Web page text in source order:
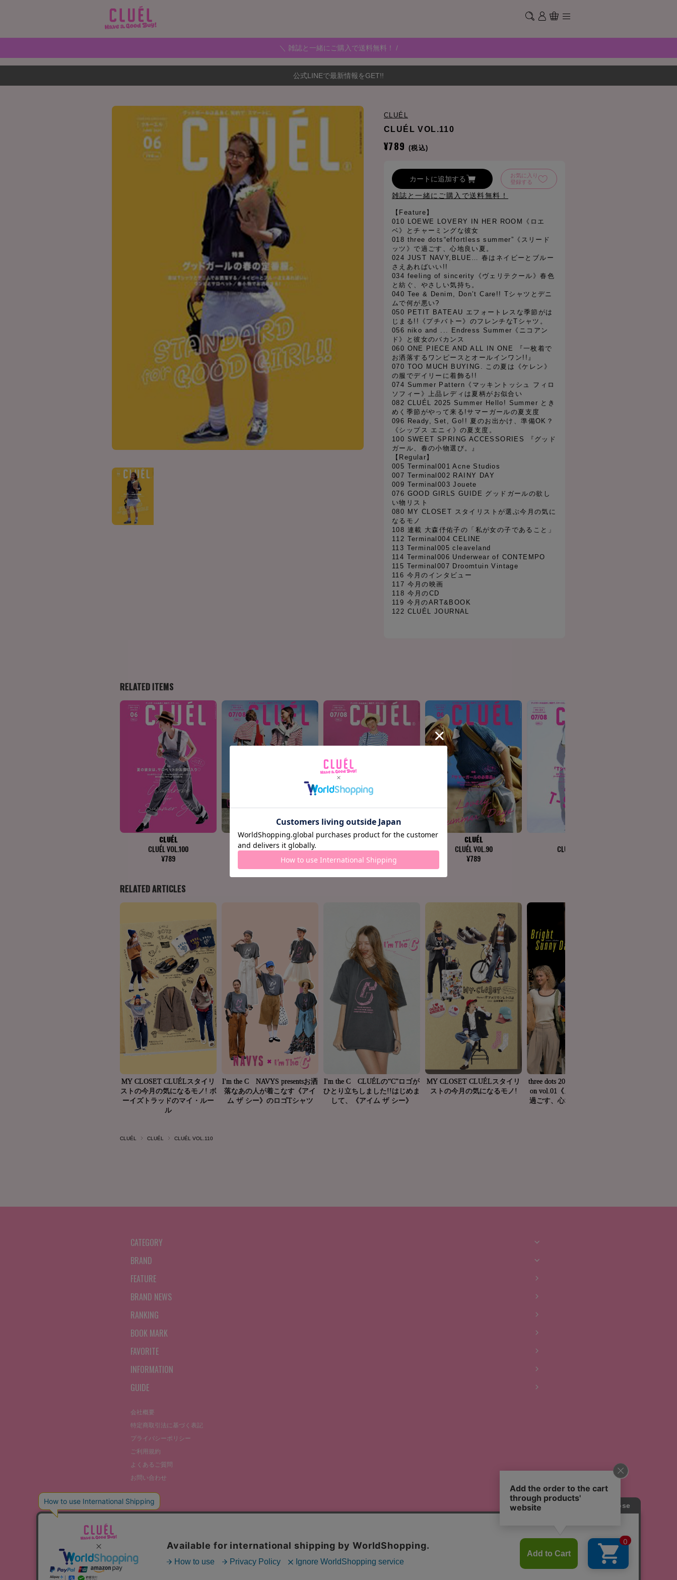
＼ 雑誌と一緒にご購入で送料無料！ /
公式LINEで最新情報をGET!!
CLUÉL
CLUÉL VOL.110
¥789 (税込)
カートに追加する
お気に入り
登録する
雑誌と一緒にご購入で送料無料！
【Feature】
010 LOEWE LOVERY IN HER ROOM《ロエ
ベ》とチャーミングな彼女
018 three dots“effortless summer”《スリード
ッツ》で過ごす、心地良い夏。
024 JUST NAVY,BLUE… 春はネイビーとブルー
さえあればいい!!
034 feeling of sincerity《ヴェリテクール》春色
と紡ぐ、やさしい気持ち。
040 Tee & Denim, Don’t Care!! Tシャツとデニ
ムで何が悪い?
050 PETIT BATEAU エフォートレスな季節がは
じまる!!《プチバトー》のフレンチなTシャツ。
056 niko and ... Endress Summer《ニコアン
ド》と彼女のバカンス
060 ONE PIECE AND ALL IN ONE 『一枚着で
お洒落するワンピースとオールインワン!!』
070 TOO MUCH BUYING. この夏は《ケレン》
の服でデイリーに着飾る!!
074 Summer Pattern《マッキントッシュ フィロ
ソフィー》上品レディは夏柄がお似合い
082 CLUÉL 2025 Summer Hello! Summer とき
めく季節がやって来る!サマーガールの夏支度
096 Ready, Set, Go!! 夏のお出かけ、準備OK？
《シップス エニィ》の夏支度。
100 SWEET SPRING ACCESSORIES 『グッド
ガール、春の小物選び。』
【Regular】
005 Terminal001 Acne Studios
007 Terminal002 RAINY DAY
009 Terminal003 Jouete
076 GOOD GIRLS GUIDE グッドガールの欲し
い物リスト
080 MY CLOSET スタイリストが選ぶ今月の気に
なるモノ
108 連載 大森伃佑子の「私が女の子であること」
112 Terminal004 CELINE
113 Terminal005 cleaveland
114 Terminal006 Underwear of CONTEMPO
115 Terminal007 Droomtuin Vintage
116 今月のインタビュー
117 今月の映画
118 今月のCD
119 今月のART&BOOK
122 CLUÉL JOURNAL
CLUÉL CLUÉL CLUÉL VOL.110
CATEGORY
BRAND
FEATURE
BRAND NEWS
RANKING
BOOK MARK
FAVORITE
INFORMATION
GUIDE
会社概要
特定商取引法に基づく表記
プライバシーポリシー
ご利用規約
よくあるご質問
お問い合わせ